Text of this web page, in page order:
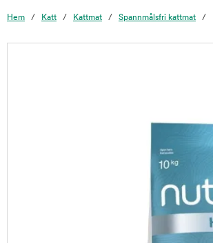
Hem Katt Kattmat Spannmålsfri kattmat